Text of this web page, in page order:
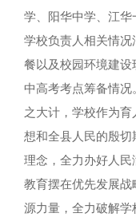
学、阳华中学、江华
学校负责人相关情况
餐以及校园环境建
中高考考点筹备情
之大计，学校作为
想和全县人民的殷
理念，全力办好人
教育摆在优先发展
源力量，全力破解